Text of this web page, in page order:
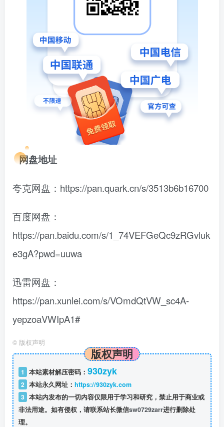
网盘地址
夸克网盘：https://pan.quark.cn/s/3513b6b16700
百度网盘：
https://pan.baidu.com/s/1_74VEFGeQc9zRGvluk
e3gA?pwd=uuwa
迅雷网盘：
https://pan.xunlei.com/s/VOmdQtVW_sc4A-
yepzoaVWIpA1#
© 版权声明
版权声明
1 本站素材解压密码： 930zyk
2 本站永久网址： https://930zyk.com
3 本站内发布的一切内容仅限用于学习和研究，禁止用于商业或
非法用途。如有侵权，请联系站长微信sw0729zarr进行删除处
理。